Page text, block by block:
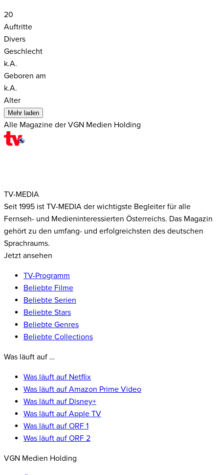
20
Auftritte
Divers
Geschlecht
k.A.
Geboren am
k.A.
Alter
Mehr laden
Alle Magazine der VGN Medien Holding
TV-MEDIA
Seit 1995 ist TV-MEDIA der wichtigste Begleiter für alle
Fernseh- und Medieninteressierten Österreichs. Das Magazin
gehört zu den umfang- und erfolgreichsten des deutschen
Sprachraums.
Jetzt ansehen
TV-Programm
Beliebte Filme
Beliebte Serien
Beliebte Stars
Beliebte Genres
Beliebte Collections
Was läuft auf …
Was läuft auf Netflix
Was läuft auf Amazon Prime Video
Was läuft auf Disney+
Was läuft auf Apple TV
Was läuft auf ORF 1
Was läuft auf ORF 2
VGN Medien Holding